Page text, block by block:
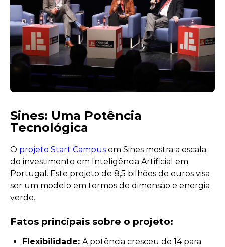
Sines: Uma Potência
Tecnológica
O projeto Start Campus em Sines mostra a escala
do investimento em Inteligência Artificial em
Portugal. Este projeto de 8,5 bilhões de euros visa
ser um modelo em termos de dimensão e energia
verde.
Fatos principais sobre o projeto:
Flexibilidade: A potência cresceu de 14 para